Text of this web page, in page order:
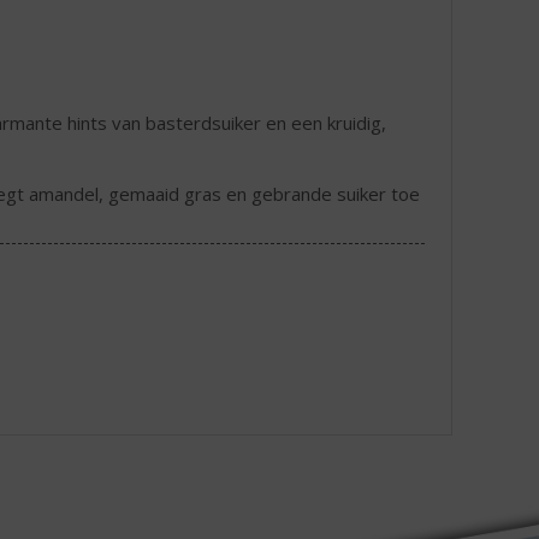
hints van basterdsuiker en een kruidig,
amandel, gemaaid gras en gebrande suiker toe